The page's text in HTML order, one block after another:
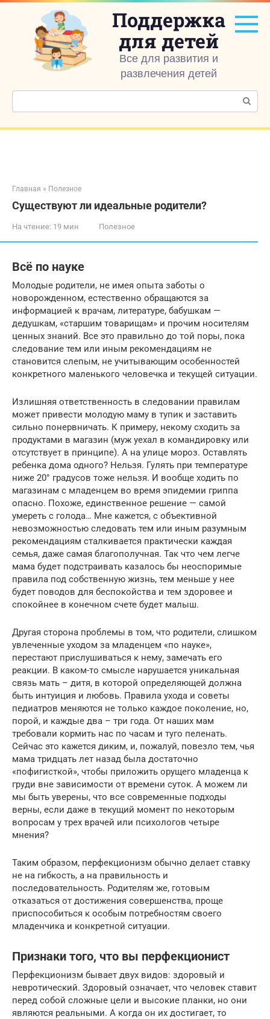
Перейти
контенту
Поддержка
для детей
Все для развития и
развлечения детей
Поиск:
Главная » Полезное
Существуют ли идеальные родители?
На чтение: 19 мин Полезное
Всё по науке
Молодые родители, не имея опыта заботы о
новорожденном, естественно обращаются за
информацией к врачам, литературе, бабушкам —
дедушкам, «старшим товарищам» и прочим носителям
ценных знаний. Все это правильно до той поры, пока
следование тем или иным рекомендациям не
становится слепым, не учитывающим особенностей
конкретного маленького человечка и текущей ситуации.
Излишняя ответственность в следовании правилам
может привести молодую маму в тупик и заставить
сильно понервничать. К примеру, некому сходить за
продуктами в магазин (муж уехал в командировку или
отсутствует в принципе). А на улице мороз. Оставлять
ребенка дома одного? Нельзя. Гулять при температуре
ниже 20° градусов тоже нельзя. И вообще ходить по
магазинам с младенцем во время эпидемии гриппа
опасно. Похоже, единственное решение — самой
умереть с голода… Мне кажется, с объективной
невозможностью следовать тем или иным разумным
рекомендациям сталкивается практически каждая
семья, даже самая благополучная. Так что чем легче
мама будет подстраивать казалось бы неоспоримые
правила под собственную жизнь, тем меньше у нее
будет поводов для беспокойства и тем здоровее и
спокойнее в конечном счете будет малыш.
Другая сторона проблемы в том, что родители, слишком
увлеченные уходом за младенцем «по науке»,
перестают прислушиваться к нему, замечать его
реакции. В каком-то смысле нарушается уникальная
связь мать – дитя, в которой определяющей должна
быть интуиция и любовь. Правила ухода и советы
педиатров меняются не только каждое поколение, но,
порой, и каждые два – три года. От наших мам
требовали кормить нас по часам и туго пеленать.
Сейчас это кажется диким, и, пожалуй, повезло тем, чья
мама тридцать лет назад была достаточно
«пофигисткой», чтобы приложить орущего младенца к
груди вне зависимости от времени суток. А можем ли
мы быть уверены, что все современные подходы
верны, если даже в текущий момент по некоторым
вопросам у трех врачей или психологов четыре
мнения?
Таким образом, перфекционизм обычно делает ставку
не на гибкость, а на правильность и
последовательность. Родителям же, готовым
отказаться от достижения совершенства, проще
приспособиться к особым потребностям своего
младенчика и конкретной ситуации.
Признаки того, что вы перфекционист
Перфекционизм бывает двух видов: здоровый и
невротический. Здоровый означает, что человек ставит
перед собой сложные цели и высокие планки, но они
являются реальными. А когда он их достигает, то